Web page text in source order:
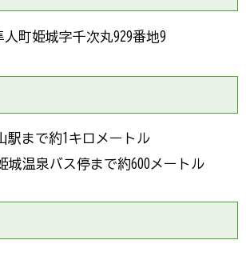
町姫城字千次丸929番地9
駅まで約1キロメートル
城温泉バス停まで約600メートル